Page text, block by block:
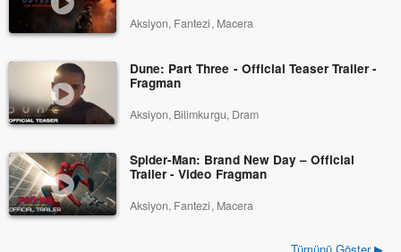
Aksiyon, Fantezi, Macera
Dune: Part Three - Official Teaser Trailer -
Fragman
Aksiyon, Bilimkurgu, Dram
Spider-Man: Brand New Day – Official
Trailer - Video Fragman
Aksiyon, Fantezi, Macera